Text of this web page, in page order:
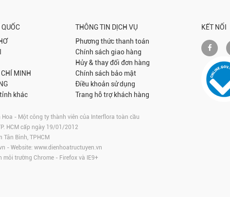
CHÍ MINH
khác
THÔNG TIN DỊCH VỤ
Phương thức thanh toán
Chính sách giao hàng
Hủy & thay đổi đơn hàng
Chính sách bảo mật
Điều khoản sử dụng
Trang hỗ trợ khách hàng
- Một công ty thành viên của Interflora toàn cầu
HCM cấp ngày 19/01/2012
Tân Bình, TPHCM
- Website: www.dienhoatructuyen.vn
môi trường Chrome - Firefox và IE9+
KẾT NỐI